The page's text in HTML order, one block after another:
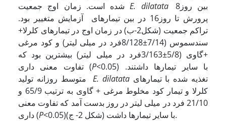
شده است. زمان اوج جمعیتE. dilatataبین روز8
پرورش تا روز16 در بین تیمارهای آزمایش متغییر بود.
تراکم جمعیت (شکل2-ب) در زمان اوج در تیمارهای کلرلا+
سندسموس (7/14±8/128فرد در میلی لیتر) و کود مرغی
+گاوی (5/8±3/163فرد در میلی لیتر) بیشترین بود که
تفاوت معنی داری (P<0.05) با سایر تیمارها داشتند.
متوسط روزانه تولیدE. dilatataتغذیه شده با تیمارهای
کلرلا و تیمار کود مخلوط مرغی + گاوی به ترتیب 65/9 و
21/10 فرد در میلی لیتر در روز بدست آمد که تفاوت معنی
داری (P <0.05)با سایر تیمارها داشت (شکل 2- ج).